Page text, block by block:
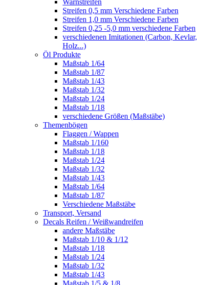
Warnstreifen
Streifen 0,5 mm Verschiedene Farben
Streifen 1,0 mm Verschiedene Farben
Streifen 0,25 -5,0 mm verschiedene Farben
verschiedenen Imitationen (Carbon, Kevlar,
Holz...)
Öl Produkte
Maßstab 1/64
Maßstab 1/87
Maßstab 1/43
Maßstab 1/32
Maßstab 1/24
Maßstab 1/18
verschiedene Größen (Maßstäbe)
Themenbögen
Flaggen / Wappen
Maßstab 1/160
Maßstab 1/18
Maßstab 1/24
Maßstab 1/32
Maßstab 1/43
Maßstab 1/64
Maßstab 1/87
Verschiedene Maßstäbe
Transport, Versand
Decals Reifen / Weißwandreifen
andere Maßstäbe
Maßstab 1/10 & 1/12
Maßstab 1/18
Maßstab 1/24
Maßstab 1/32
Maßstab 1/43
Maßstab 1/5 & 1/8